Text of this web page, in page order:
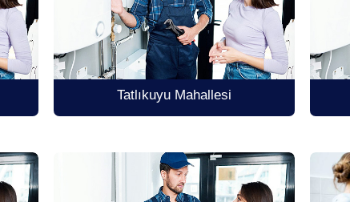
Tatlıkuyu Mahallesi